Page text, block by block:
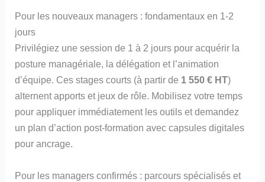
Pour les nouveaux managers : fondamentaux en 1-2
jours
Privilégiez une session de 1 à 2 jours pour acquérir la
posture managériale, la délégation et l’animation
d’équipe. Ces stages courts (à partir de 1 550 € HT)
alternent apports et jeux de rôle. Mobilisez votre temps
pour appliquer immédiatement les outils et demandez
un plan d’action post-formation avec capsules digitales
pour ancrage.
Pour les managers confirmés : parcours spécialisés et